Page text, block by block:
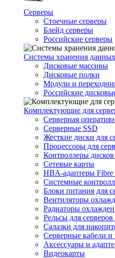
Серверы
Стоечные серверы
Блейд серверы
Российские серверы
Системы хранения данных
Дисковые массивы
Дисковые полки
Модули и
Российские
Комплектующие для
Серверная
Серверные SSD
Жесткие диски для
Процессоры для
Контроллеры
Сетевые карты
HBA-адаптеры Fibre
Системные
Блоки питания для
Вентиляторы
Радиаторы
Рельсы для
Салазки для
Серверные кабели и
Аксессуары и
Видеокарты